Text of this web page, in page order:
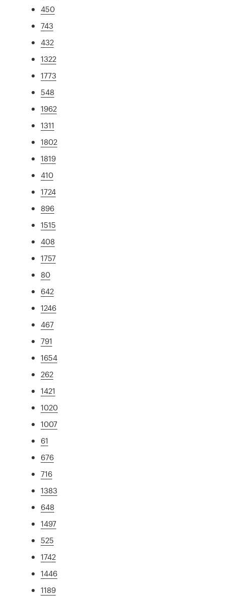
450
743
432
1322
1773
548
1962
1311
1802
1819
410
1724
896
1515
408
1757
80
642
1246
467
791
1654
262
1421
1020
1007
61
676
716
1383
648
1497
525
1742
1446
1189